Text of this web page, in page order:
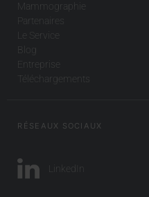
Mammographie
Partenaires
Le Service
Blog
Entreprise
Téléchargements
RÉSEAUX SOCIAUX
LinkedIn